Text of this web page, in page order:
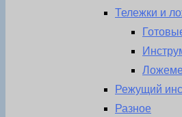
Тележки и
Режущий
Разное